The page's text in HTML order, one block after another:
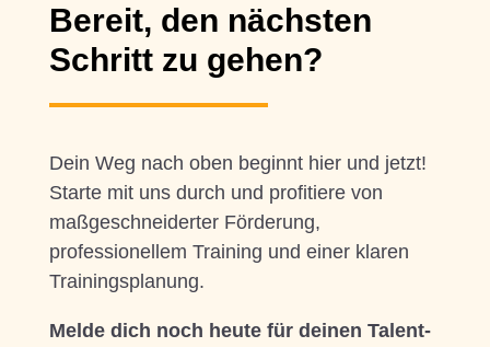
Bereit, den nächsten
Schritt zu gehen?
Dein Weg nach oben beginnt hier und jetzt!
Starte mit uns durch und profitiere von
maßgeschneiderter Förderung,
professionellem Training und einer klaren
Trainingsplanung.
Melde dich noch heute für deinen Talent-